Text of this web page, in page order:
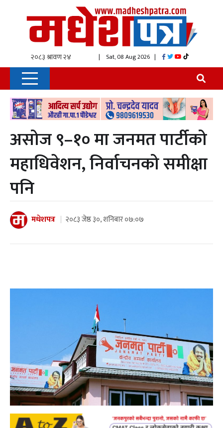
| Sat, 08 Aug 2026 |
असोज ९–१० मा जनमत पार्टीको
महाधिवेशन, निर्वाचनको समीक्षा
पनि
मधेशपत्र २०८३ जेष्ठ ३०, शनिबार ०७:०७